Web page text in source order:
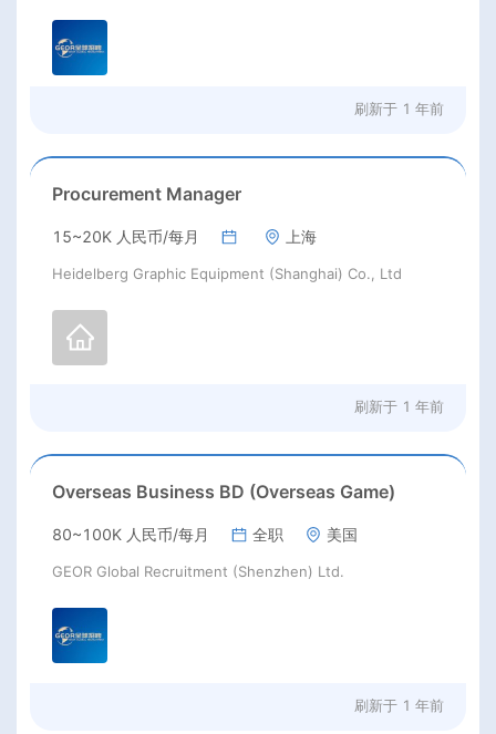
刷新于 1 年前
Procurement Manager
15~20K 人民币/每月 上海
Heidelberg Graphic Equipment (Shanghai) Co., Ltd
刷新于 1 年前
Overseas Business BD (Overseas Game)
80~100K 人民币/每月 全职 美国
GEOR Global Recruitment (Shenzhen) Ltd.
刷新于 1 年前